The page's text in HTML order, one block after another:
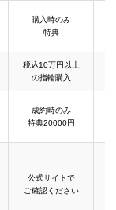
購入時のみ
特典
税込10万円以上
の指輪購入
成約時のみ
特典20000円
公式サイトで
ご確認ください